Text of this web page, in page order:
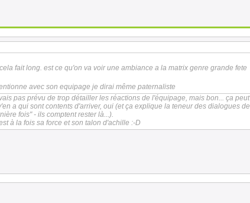
fait long. est ce qu'on va voir une ambiance a la matrix genre grande fete
avec son equipage je dirai même paternaliste
pas prévu de trop détailler les réactions de l'équipage, mais bon... ça peut
a qui sont contents d'arriver, oui (et ça explique la teneur des dialogues de
fois" - ils comptent rester là...).
à la fois sa force et son talon d'achille :-D